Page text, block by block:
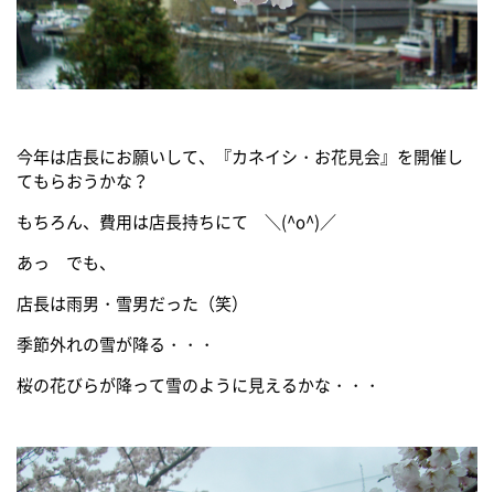
今年は店長にお願いして、『カネイシ・お花見会』を開催し
てもらおうかな？
もちろん、費用は店長持ちにて ＼(^o^)／
あっ でも、
店長は雨男・雪男だった（笑）
季節外れの雪が降る・・・
桜の花びらが降って雪のように見えるかな・・・